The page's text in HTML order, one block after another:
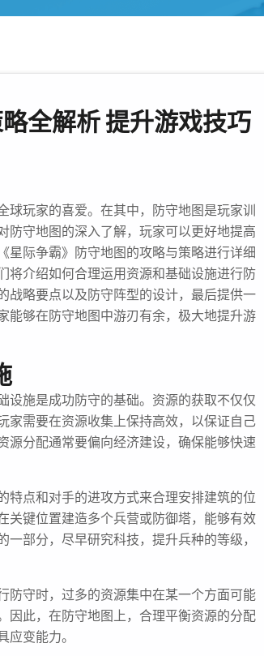
全解析 提升游戏技巧
球玩家的喜爱。在其中，防守地图是玩家训
防守地图的深入了解，玩家可以更好地提高
星际争霸》防守地图的攻略与策略进行详细
将介绍如何合理运用资源和基础设施进行防
战略要点以及防守阵型的设计，最后提供一
能够在防守地图中游刃有余，极大地提升游
设施是成功防守的基础。资源的获取不仅仅
家需要在资源收集上保持高效，以保证自己
源分配通常要偏向经济建设，确保能够快速
特点和对手的进攻方式来合理安排建筑的位
关键位置建造多个兵营或防御塔，能够有效
部分，尽早研究科技，提升兵种的等级，
防守时，过多的资源集中在某一个方面可能
因此，在防守地图上，合理平衡资源的分配
变能力。